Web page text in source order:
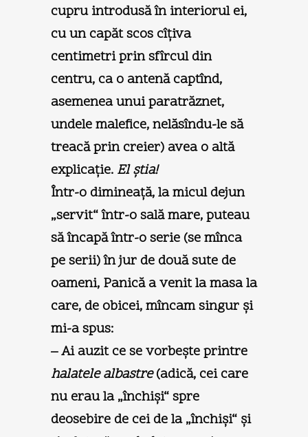
cupru introdusă în interiorul ei,
cu un capăt scos cîţiva
centimetri prin sfîrcul din
centru, ca o antenă captînd,
asemenea unui paratrăznet,
undele malefice, nelăsîndu-le să
treacă prin creier) avea o altă
explicaţie. El ştia!
Într-o dimineaţă, la micul dejun
„servit“ într-o sală mare, puteau
să încapă într-o serie (se mînca
pe serii) în jur de două sute de
oameni, Panică a venit la masa la
care, de obicei, mîncam singur şi
mi-a spus:
– Ai auzit ce se vorbeşte printre
halatele albastre(adică, cei care
nu erau la „închişi“ spre
deosebire de cei de la „închişi“ şi